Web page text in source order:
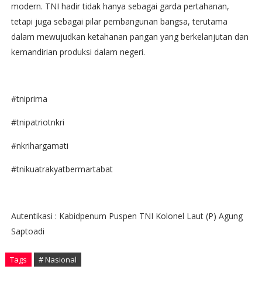
modern. TNI hadir tidak hanya sebagai garda pertahanan,
tetapi juga sebagai pilar pembangunan bangsa, terutama
dalam mewujudkan ketahanan pangan yang berkelanjutan dan
kemandirian produksi dalam negeri.
#tniprima
#tnipatriotnkri
#nkrihargamati
#tnikuatrakyatbermartabat
Autentikasi : Kabidpenum Puspen TNI Kolonel Laut (P) Agung
Saptoadi
Tags # Nasional